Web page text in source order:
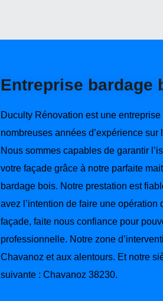
Entreprise bardage
Duculty Rénovation est une
nombreuses années d’expérience
Nous sommes capables de garantir
votre façade grâce à notre parfaite
bardage bois. Notre prestation est
avez l’intention de faire une opération
façade, faite nous confiance pour
professionnelle. Notre zone
Chavanoz et aux alentours. Et notre
suivante : Chavanoz 38230.